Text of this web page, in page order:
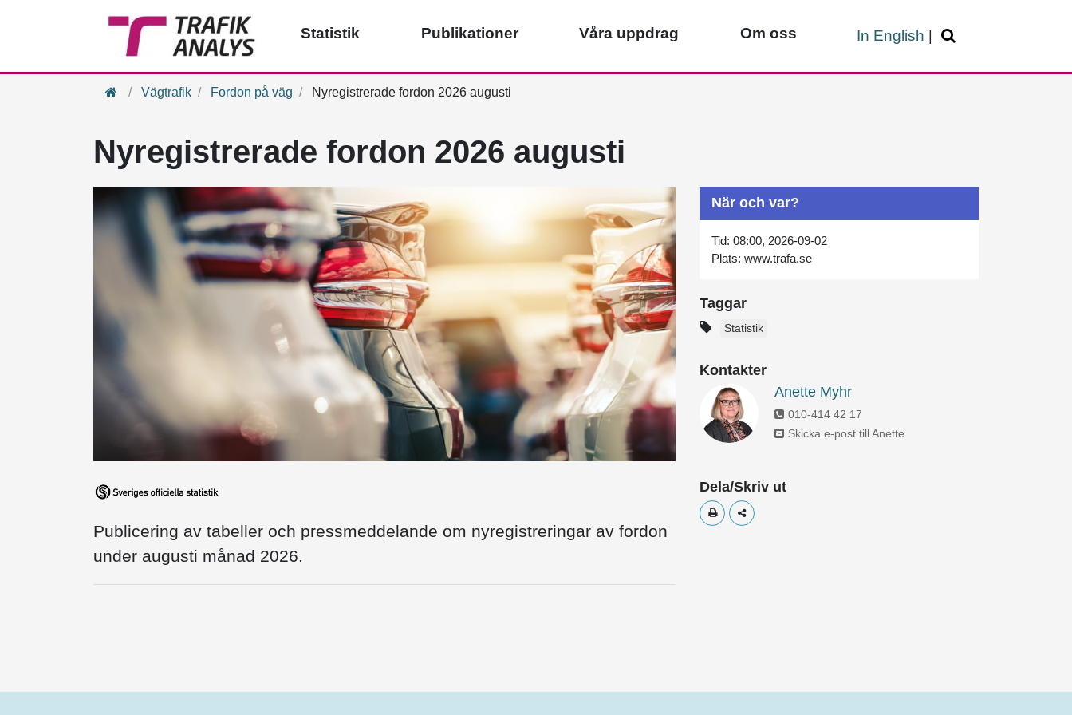
Statistik Publikationer Våra uppdrag Om oss In English
HemVägtrafik Fordon på väg Nyregistrerade fordon 2026 augusti
Nyregistrerade fordon 2026 augusti
Publicering av tabeller och pressmeddelande om nyregistreringar av fordon
under augusti månad 2026.
När och var?
Tid: 08:00, 2026-09-02
Plats: www.trafa.se
Taggar
Statistik
Kontakter
Anette Myhr
010-414 42 17
Skicka e-post till Anette
Dela/Skriv ut
Skriv utDela